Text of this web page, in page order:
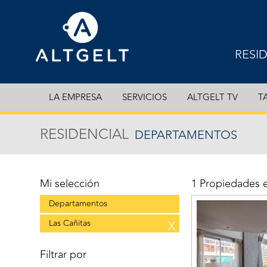
LA EMPRESA SERVICIOS ALTGELT TV
RESIDENCIAL DEPARTAMENTOS
Mi selección
Departamentos
Las Cañitas
X
Filtrar por
1 Propiedades